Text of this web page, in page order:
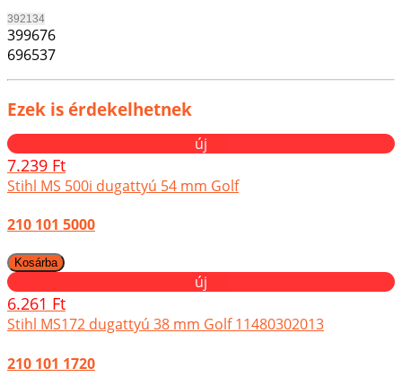
392134
399676
696537
Ezek is érdekelhetnek
új
7.239 Ft
Stihl MS 500i dugattyú 54 mm Golf
210 101 5000
új
6.261 Ft
Stihl MS172 dugattyú 38 mm Golf 11480302013
210 101 1720